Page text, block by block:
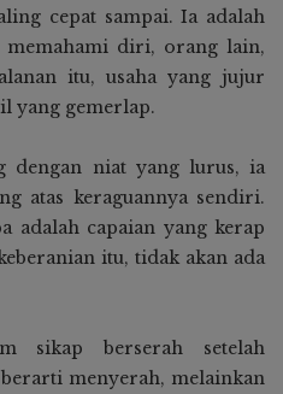
cepat sampai. Ia adalah
memahami diri, orang lain,
itu, usaha yang jujur
yang gemerlap.
dengan niat yang lurus, ia
atas keraguannya sendiri.
adalah capaian yang kerap
itu, tidak akan ada
sikap berserah setelah
menyerah, melainkan